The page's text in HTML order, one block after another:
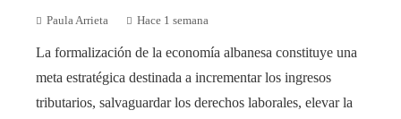
Paula Arrieta Hace 1 semana
La formalización de la economía albanesa constituye una
meta estratégica destinada a incrementar los ingresos
tributarios, salvaguardar los derechos laborales, elevar la